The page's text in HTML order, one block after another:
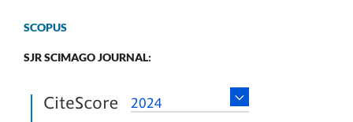
SCOPUS
SJR SCIMAGO JOURNAL: